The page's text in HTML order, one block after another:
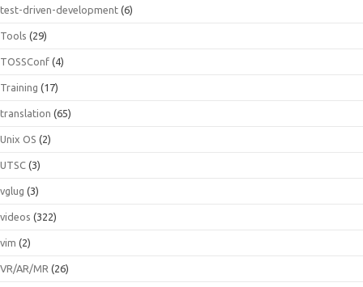
test-driven-development (6)
Tools (29)
TOSSConf (4)
Training (17)
translation (65)
Unix OS (2)
UTSC (3)
vglug (3)
videos (322)
vim (2)
VR/AR/MR (26)